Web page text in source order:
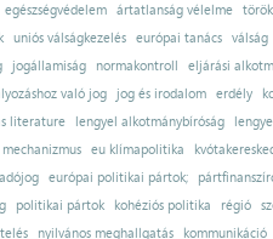
egészségvédelem ártatlanság vélelme
uniós válságkezelés európai tanács válság
jogállamiság normakontroll
eljárási
való jog jog és irodalom erdély
literature lengyel alkotmánybíróság
eu klímapolitika
adójog európai politikai pártok;
politikai pártok kohéziós politika régió
nyilvános meghallgatás
kommunikáció